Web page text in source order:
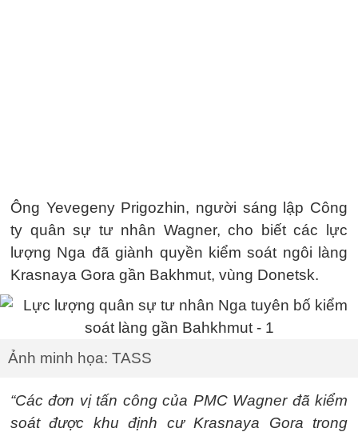
Ông Yevegeny Prigozhin, người sáng lập Công
ty quân sự tư nhân Wagner, cho biết các lực
lượng Nga đã giành quyền kiểm soát ngôi làng
Krasnaya Gora gần Bakhmut, vùng Donetsk.
Ảnh minh họa: TASS
“Các đơn vị tấn công của PMC Wagner đã kiểm
soát được khu định cư Krasnaya Gora trong